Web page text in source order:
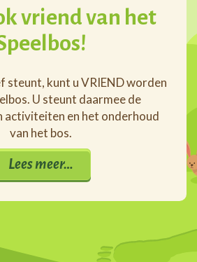
vriend van het
steunt, kunt u VRIEND worden
U steunt daarmee de
activiteiten en het onderhoud
van het bos.
Lees meer…